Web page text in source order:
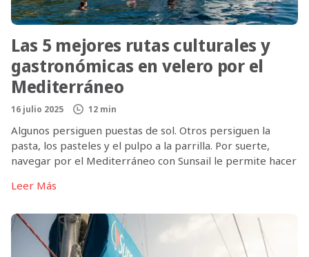
Las 5 mejores rutas culturales y
gastronómicas en velero por el
Mediterráneo
16 julio 2025 12 min
Algunos persiguen puestas de sol. Otros persiguen la
pasta, los pasteles y el pulpo a la parrilla. Por suerte,
navegar por el Mediterráneo con Sunsail le permite hacer
Mediterráneo en busca de comida inolvidable y ricas
puerto e histórico […]
Leer Más